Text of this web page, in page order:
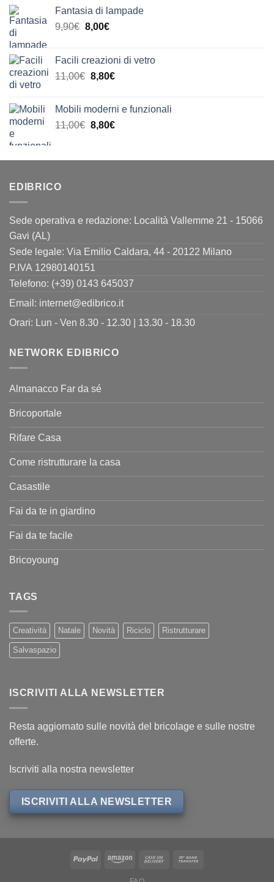
Fantasia di lampade
9,90€ Il
era:
9,90€.
8,00€Il
è:
8,00€.
Facili creazioni di vetro
11,00€ Il
era:
11,00€.
8,80€Il
è:
8,80€.
Mobili moderni e funzionali
11,00€ Il
era:
8,80€Il
è:
EDIBRICO
Sede operativa e redazione: Località Vallemme 21 - 15066
Gavi (AL)
Sede legale: Via Emilio Caldara, 44 - 20122 Milano
P.IVA 12980140151
Telefono: (+39) 0143 645037
Email: internet@edibrico.it
Orari: Lun - Ven 8.30 - 12.30 | 13.30 - 18.30
NETWORK EDIBRICO
Almanacco Far da sé
Bricoportale
Rifare Casa
Come ristrutturare la casa
Casastile
Fai da te in giardino
Fai da te facile
Bricoyoung
TAGS
Creatività Natale Novità Riciclo Ristrutturare
Salvaspazio
ISCRIVITI ALLA NEWSLETTER
Resta aggiornato sulle novità del bricolage e sulle nostre
offerte.
Iscriviti alla nostra newsletter
ISCRIVITI ALLA NEWSLETTER